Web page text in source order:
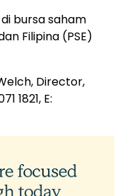
bursa saham
Filipina (PSE)
Director,
1821, E: